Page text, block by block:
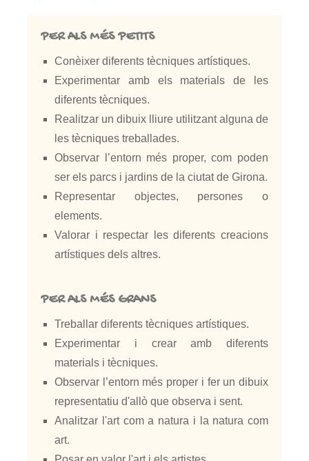
PER ALS MÉS PETITS
Conèixer diferents tècniques artístiques.
Experimentar amb els materials de les
diferents tècniques.
Realitzar un dibuix lliure utilitzant alguna de
les tècniques treballades.
Observar l’entorn més proper, com poden
ser els parcs i jardins de la ciutat de Girona.
Representar objectes, persones o
elements.
Valorar i respectar les diferents creacions
artístiques dels altres.
PER ALS MÉS GRANS
Treballar diferents tècniques artístiques.
Experimentar i crear amb diferents
materials i tècniques.
Observar l’entorn més proper i fer un dibuix
representatiu d'allò que observa i sent.
Analitzar l'art com a natura i la natura com
art.